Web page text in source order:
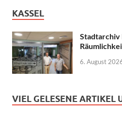
KASSEL
Stadtarchiv
6. August
VIEL GELESENE ARTIKEL